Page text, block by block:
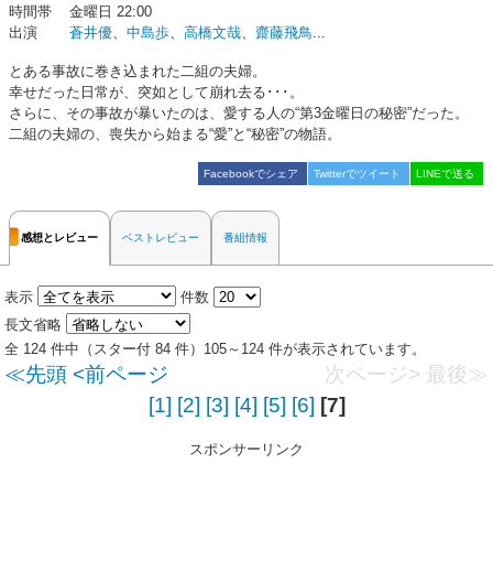
時間帯
金曜日 22:00
出演
蒼井優、 中島歩、 高橋文哉、 齋藤飛鳥...
とある事故に巻き込まれた⼆組の夫婦。
幸せだった日常が、突如として崩れ去る･･･。
さらに、その事故が暴いたのは、愛する⼈の“第3⾦曜⽇の秘密”だった。
⼆組の夫婦の、喪失から始まる“愛”と“秘密”の物語。
Facebookでシェア Twitterでツイート LINEで送る
感想とレビュー ベストレビュー 番組情報
表示
件数
長文省略
全 124 件中（スター付 84 件）105～124 件が表示されています。
≪先頭 <前ページ 次ページ> 最後≫
[1] [2] [3] [4] [5] [6] [7]
スポンサーリンク